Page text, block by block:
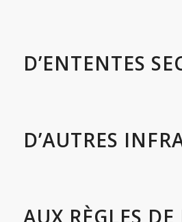
D’ENTENTES
D’AUTRES
AUX RÈGLES DE